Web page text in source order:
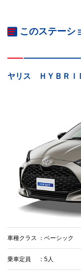
このステーシ
ヤリス ＨＹＢＲＩ
車種クラス ベーシック
乗車定員 5人